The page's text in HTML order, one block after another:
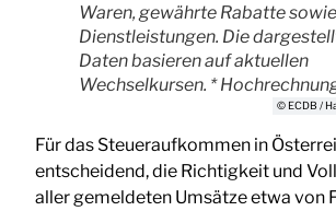
Waren, gewährte Rabatte sowie
Dienstleistungen. Die
Daten basieren auf aktuellen
Wechselkursen. *
© ECDB /
Für das Steueraufkommen in
entscheidend, die Richtigkeit und
aller gemeldeten Umsätze etwa von